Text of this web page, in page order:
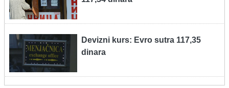
Devizni kurs: Evro sutra 117,35
dinara